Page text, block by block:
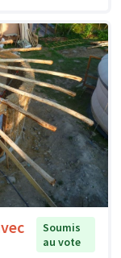
Soumis
au vote